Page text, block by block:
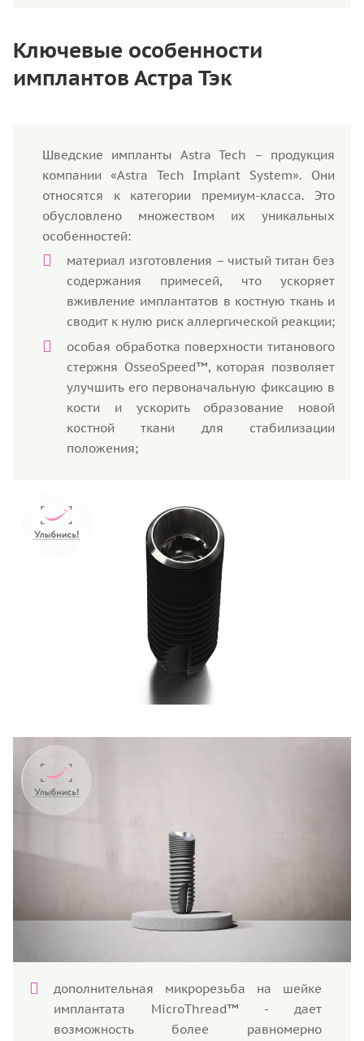
Ключевые особенности
имплантов Астра Тэк
Шведские импланты Astra Tech – продукция
компании «Astra Tech Implant System». Они
относятся к категории премиум-класса. Это
обусловлено множеством их уникальных
особенностей:
материал изготовления – чистый титан без
содержания примесей, что ускоряет
вживление имплантатов в костную ткань и
сводит к нулю риск аллергической реакции;
особая обработка поверхности титанового
стержня OsseoSpeed™, которая позволяет
улучшить его первоначальную фиксацию в
кости и ускорить образование новой
костной ткани для стабилизации
положения;
дополнительная микрорезьба на шейке
имплантата MicroThread™ - дает
возможность более равномерно